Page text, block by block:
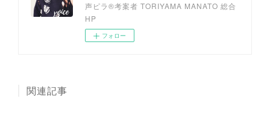
声ピラ®︎考案者 TORIYAMA MANATO 総合
HP
フォロー
関連記事